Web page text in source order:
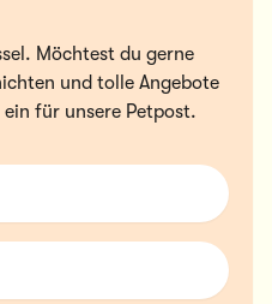
Möchtest du gerne
und tolle Angebote
für unsere Petpost.